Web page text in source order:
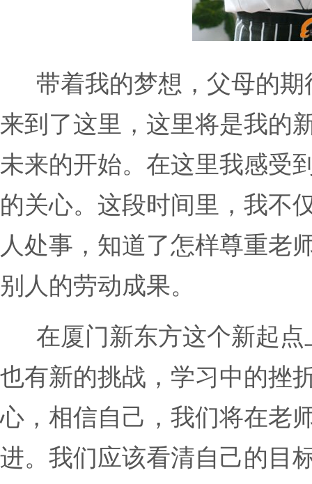
带着我的梦想，父母的
来到了这里，这里将是我的
未来的开始。在这里我感受
的关心。这段时间里，我不
人处事，知道了怎样尊重老
别人的劳动成果。
在厦门新东方这个新起
也有新的挑战，学习中的挫
心，相信自己，我们将在老
进。我们应该看清自己的目